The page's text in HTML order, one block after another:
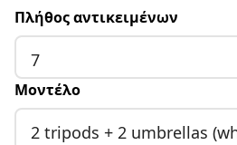
Πλήθος αντικειμένων
7
Μοντέλο